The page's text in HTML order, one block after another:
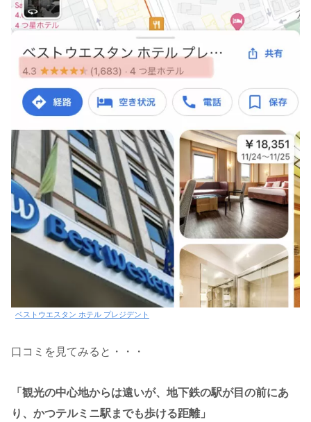
ベストウエスタン ホテル プレジデント
口コミを見てみると・・・
「観光の中心地からは遠いが、地下鉄の駅が目の前にあ
り、かつテルミニ駅までも歩ける距離」